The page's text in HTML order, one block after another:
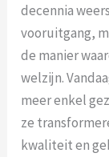
decennia
vooruitgang,
de manier
welzijn.
meer enkel
ze
kwaliteit en